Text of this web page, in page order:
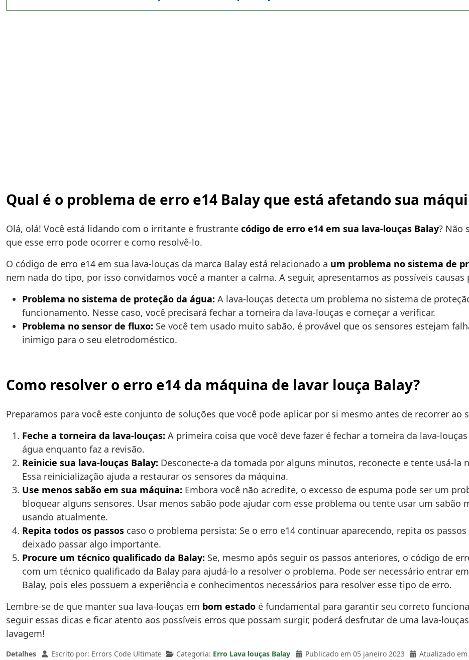
Qual é o problema de erro e14 Balay que está afetando sua
Olá, olá! Você está lidando com o irritante e frustrante código de erro e14 em sua lava-louças Balay? Não
que esse erro pode ocorrer e como resolvê-lo.
O código de erro e14 em sua lava-louças da marca Balay está relacionado a um problema no sistema de
nem nada do tipo, por isso convidamos você a manter a calma. A seguir, apresentamos as possíveis causas
Problema no sistema de proteção da água: A lava-louças detecta um problema no sistema de
funcionamento. Nesse caso, você precisará fechar a torneira da lava-louças e começar a verificar.
Problema no sensor de fluxo: Se você tem usado muito sabão, é provável que os sensores estejam
inimigo para o seu eletrodoméstico.
Como resolver o erro e14 da máquina de lavar louça Balay?
Preparamos para você este conjunto de soluções que você pode aplicar por si mesmo antes de recorrer ao
Feche a torneira da lava-louças: A primeira coisa que você deve fazer é fechar a torneira da lava-
água enquanto faz a revisão.
Reinicie sua lava-louças Balay: Desconecte-a da tomada por alguns minutos, reconecte e tente usá-la
Essa reinicialização ajuda a restaurar os sensores da máquina.
Use menos sabão em sua máquina: Embora você não acredite, o excesso de espuma pode ser um
bloquear alguns sensores. Usar menos sabão pode ajudar com esse problema ou tente usar um sabão
usando atualmente.
Repita todos os passos caso o problema persista: Se o erro e14 continuar aparecendo, repita os
deixado passar algo importante.
Procure um técnico qualificado da Balay: Se, mesmo após seguir os passos anteriores, o código de
com um técnico qualificado da Balay para ajudá-lo a resolver o problema. Pode ser necessário entrar
Balay, pois eles possuem a experiência e conhecimentos necessários para resolver esse tipo de erro.
Lembre-se de que manter sua lava-louças em bom estado é fundamental para garantir seu correto
seguir essas dicas e ficar atento aos possíveis erros que possam surgir, poderá desfrutar de uma lava-
lavagem!
Detalhes Escrito por: Errors Code Ultimate Categoria: Erro Lava louças Balay Publicado em 05 janeiro 2023 Atualizado